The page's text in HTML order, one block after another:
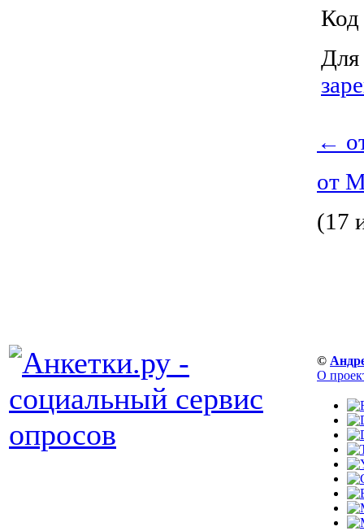
Код
Для
←
от
(17
©
О